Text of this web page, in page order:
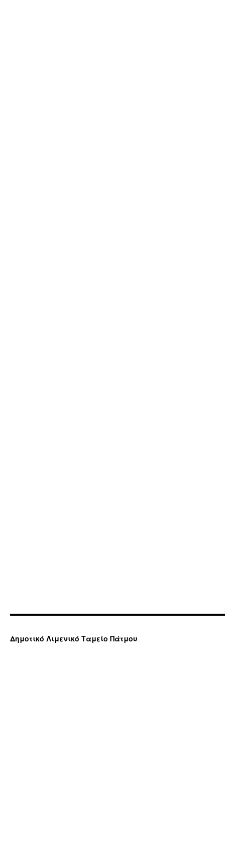
Δημοτικό Λιμενικό Ταμείο Πάτμου